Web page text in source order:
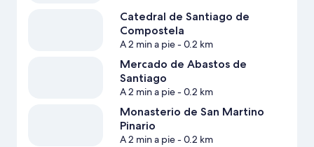
Catedral de Santiago de
Compostela
A 2 min a pie- 0.2 km
Mercado de Abastos de
Santiago
A 2 min a pie- 0.2 km
Monasterio de San Martino
Pinario
A 2 min a pie- 0.2 km